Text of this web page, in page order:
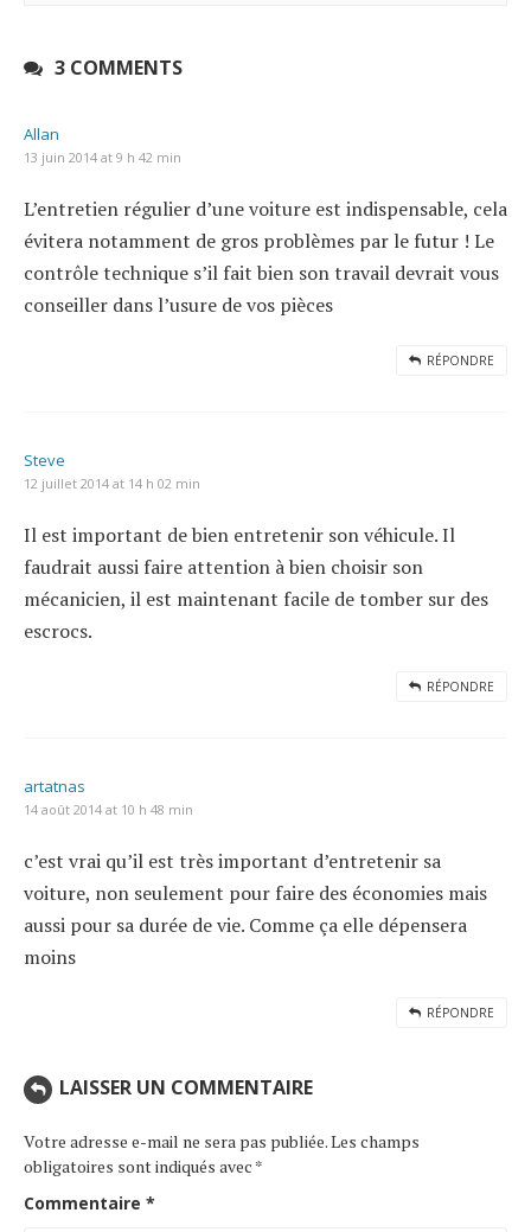
3 COMMENTS
Allan
13 juin 2014 at 9 h 42 min
L’entretien régulier d’une voiture est indispensable, cela
évitera notamment de gros problèmes par le futur ! Le
contrôle technique s’il fait bien son travail devrait vous
conseiller dans l’usure de vos pièces
RÉPONDRE
Steve
12 juillet 2014 at 14 h 02 min
Il est important de bien entretenir son véhicule. Il
faudrait aussi faire attention à bien choisir son
mécanicien, il est maintenant facile de tomber sur des
escrocs.
RÉPONDRE
artatnas
14 août 2014 at 10 h 48 min
c’est vrai qu’il est très important d’entretenir sa
voiture, non seulement pour faire des économies mais
aussi pour sa durée de vie. Comme ça elle dépensera
moins
RÉPONDRE
LAISSER UN COMMENTAIRE
Votre adresse e-mail ne sera pas publiée.Les champs
obligatoires sont indiqués avec *
Commentaire *